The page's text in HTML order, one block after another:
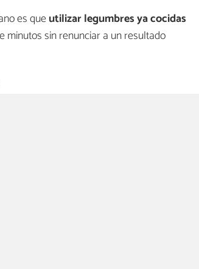
es queutilizar legumbres ya cocidas
minutos sin renunciar a un resultado